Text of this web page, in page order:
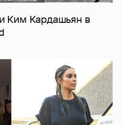
Ким Кардашьян в